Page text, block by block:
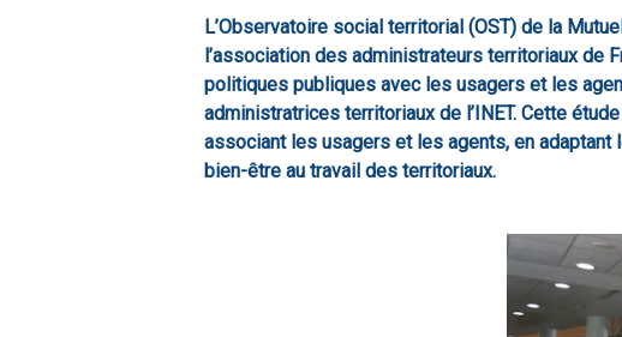
L’Observatoire social territorial (OST) de la
l’association des administrateurs territoriaux de
politiques publiques avec les usagers et les
administratrices territoriaux de l’INET. Cette
associant les usagers et les agents, en
bien-être au travail des territoriaux.